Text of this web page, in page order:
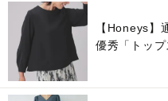
【Honeys】
優秀「トップ